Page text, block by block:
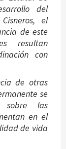
del
el
de este
resultan
con
de otras
se
sobre las
en el
de vida